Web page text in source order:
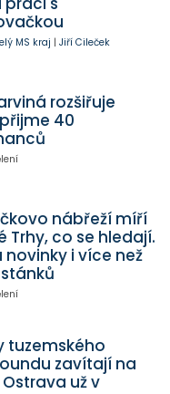
MS kraj | Jiří Cileček
rozšiřuje
40
nábřeží míří
Trhy, co se hledají.
novinky i více než
tuzemského
zavítají na
Ostrava už v